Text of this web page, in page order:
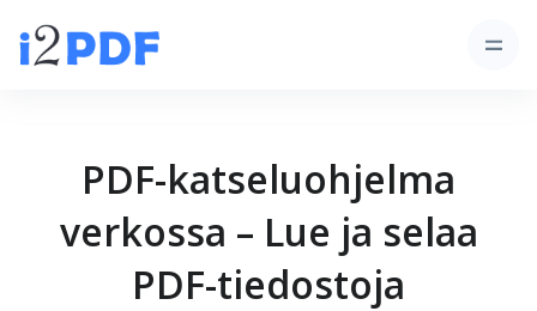
PDF-katseluohjelma
verkossa – Lue ja selaa
PDF-tiedostoja